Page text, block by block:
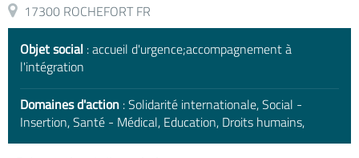
17300 ROCHEFORT FR
Objet social : accueil d'urgence;accompagnement à
l'intégration
Domaines d'action : Solidarité internationale, Social -
Insertion, Santé - Médical, Education, Droits humains,